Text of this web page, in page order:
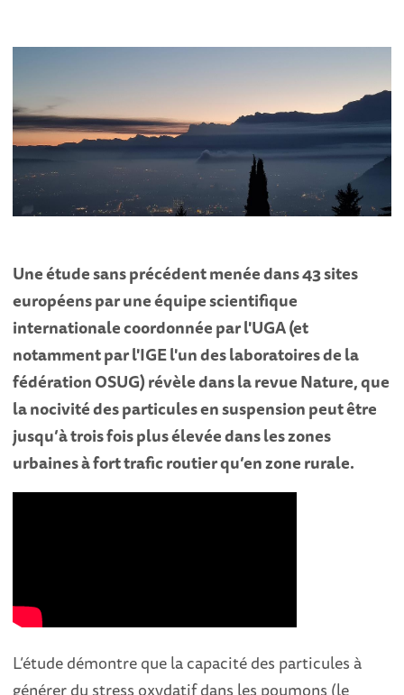
Une étude sans précédent menée dans 43 sites
européens par une équipe scientifique
internationale coordonnée par l'UGA (et
notamment par l'IGE l'un des laboratoires de la
fédération OSUG) révèle dans la revue Nature, que
la nocivité des particules en suspension peut être
jusqu’à trois fois plus élevée dans les zones
urbaines à fort trafic routier qu’en zone rurale.
L’étude démontre que la capacité des particules à